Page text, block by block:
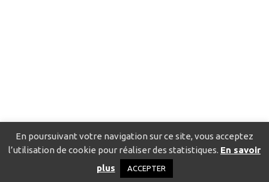
Catalogue pour localiser les fournisseurs
Politique de confidentialité
En poursuivant votre navigation sur ce site, vous acceptez
l’utilisation de cookie pour réaliser des statistiques. En savoir
plus
ACCEPTER